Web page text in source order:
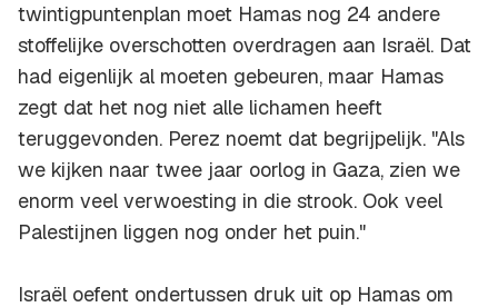
twintigpuntenplan moet Hamas nog 24 andere
stoffelijke overschotten overdragen aan Israël. Dat
had eigenlijk al moeten gebeuren, maar Hamas
zegt dat het nog niet alle lichamen heeft
teruggevonden. Perez noemt dat begrijpelijk. "Als
we kijken naar twee jaar oorlog in Gaza, zien we
enorm veel verwoesting in die strook. Ook veel
Palestijnen liggen nog onder het puin."
Israël oefent ondertussen druk uit op Hamas om